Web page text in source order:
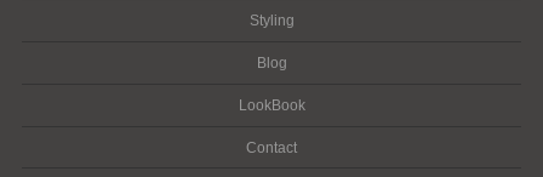
Styling
Blog
LookBook
Contact